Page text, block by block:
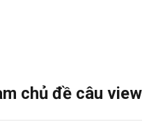
chủ đề câu view